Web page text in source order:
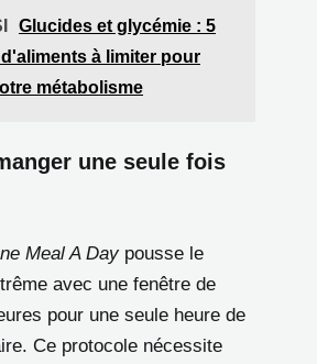
Glucides et glycémie : 5
à limiter pour
métabolisme
une seule fois
Meal A Daypousse le
avec une fenêtre de
pour une seule heure de
Ce protocole nécessite